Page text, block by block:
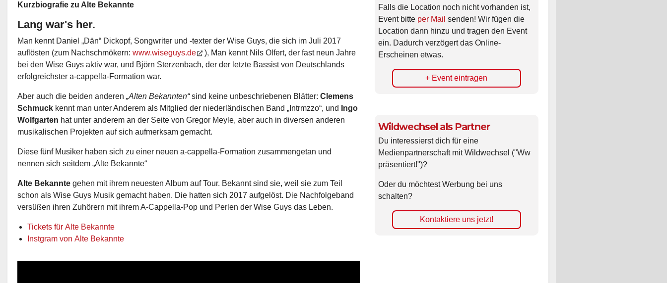
Kurzbiografie zu Alte Bekannte
Lang war's her.
Man kennt Daniel „Dän“ Dickopf, Songwriter und -texter der Wise Guys, die sich im Juli 2017
auflösten (zum Nachschmökern: www.wiseguys.de
), Man kennt Nils Olfert, der fast neun Jahre
bei den Wise Guys aktiv war, und Björn Sterzenbach, der der letzte Bassist von Deutschlands
erfolgreichster a-cappella-Formation war.
Aber auch die beiden anderen „Alten Bekannten“sind keine unbeschriebenen Blätter: Clemens
Schmuck kennt man unter Anderem als Mitglied der niederländischen Band „Intrmzzo“, und
Ingo
Wolfgarten hat unter anderem an der Seite von Gregor Meyle, aber auch in diversen anderen
musikalischen Projekten auf sich aufmerksam gemacht.
Diese fünf Musiker haben sich zu einer neuen a-cappella-Formation zusammengetan und
nennen sich seitdem „Alte Bekannte“
Alte Bekannte gehen mit ihrem neuesten Album auf Tour. Bekannt sind sie, weil sie zum Teil
schon als Wise Guys Musik gemacht haben. Die hatten sich 2017 aufgelöst. Die Nachfolgeband
versüßen ihren Zuhörern mit ihrem A-Cappella-Pop und Perlen der Wise Guys das Leben.
Tickets für Alte Bekannte
Instgram von Alte Bekannte
Falls die Location noch nicht vorhanden ist,
Event bitte per Mail senden! Wir fügen die
Location dann hinzu und tragen den Event
ein. Dadurch verzögert das Online-
Erscheinen etwas.
+ Event eintragen
Wildwechsel als Partner
Du interessierst dich für eine
Medienpartnerschaft mit Wildwechsel ("Ww
präsentiert!")?
Oder du möchtest Werbung bei uns
schalten?
Kontaktiere uns jetzt!